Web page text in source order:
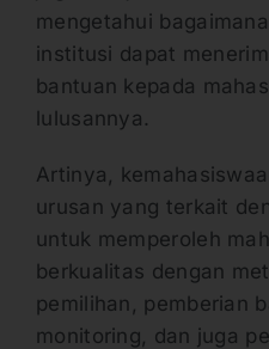
mengetahui
institusi dapat
bantuan kepada
lulusannya.
Artinya,
urusan yang terkait
untuk memperoleh
berkualitas dengan
pemilihan, pemberian
monitoring, dan juga